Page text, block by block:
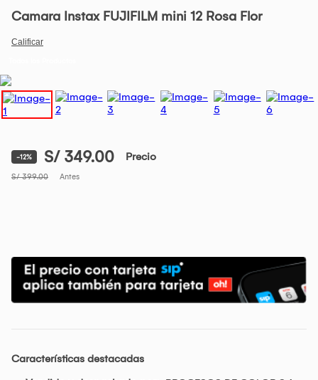
Camara Instax FUJIFILM mini 12 Rosa Flor
-12% S/ 349.00 Precio
S/ 399.00 Antes
Características destacadas